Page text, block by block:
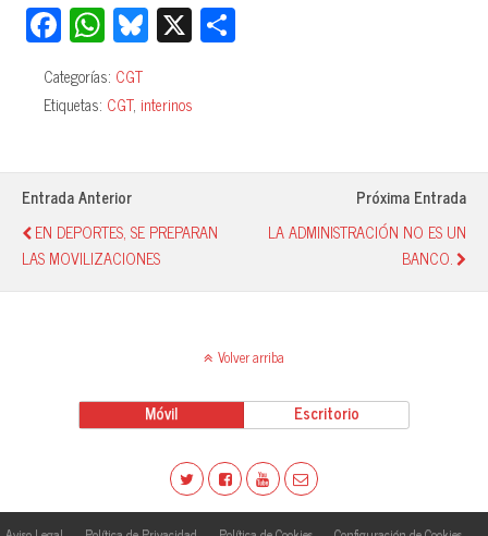
Fa
ce
bo
ok
W
ha
ts
A
pp
Bl
ue
sk
y
X
rti
Categorías: CGT
Etiquetas: CGT, interinos
Entrada Anterior
EN DEPORTES, SE PREPARAN
LAS MOVILIZACIONES
Próxima Entrada
LA ADMINISTRACIÓN NO ES UN
BANCO.
Volver arriba
Móvil Escritorio